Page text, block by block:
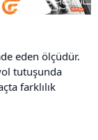
eden ölçüdür.
tutuşunda
farklılık